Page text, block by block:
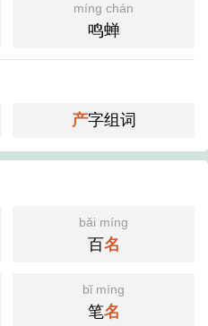
míng chán
鸣蝉
产字组词
bǎi míng
百名
bǐ míng
笔名